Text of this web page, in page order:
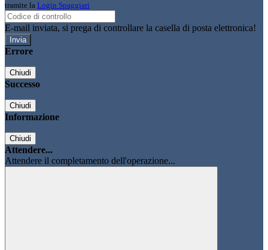
tramite la Login Spaggiari
E-mail inviata, si prega di controllare la casella di posta elettronica!
Errore
Chiudi
Successo
Chiudi
Informazione
Chiudi
Attendere...
Attendere il completamento dell'operazione...